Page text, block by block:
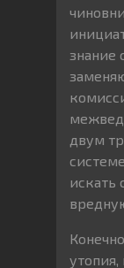
знание
двум
искать